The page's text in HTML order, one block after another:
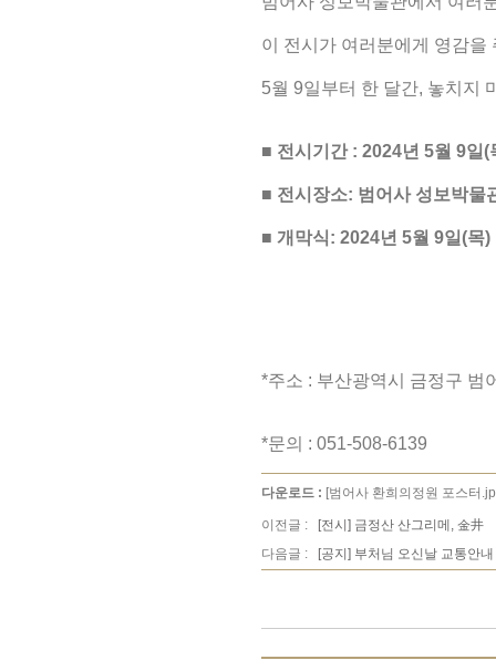
이 전시가 여러분에게 영감을
5월 9일부터 한 달간, 놓치지
■ 전시기간 : 2024년 5월 9일(
■ 전시장소: 범어사 성보박물
■ 개막식: 2024년 5월 9일(목
*주소 : 부산광역시 금정구 범
*문의 : 051-508-6139
다운로드 : [범어사 환희의정원 포스터
이전글 :
[전시] 금정산 산그리메, 金井
다음글 :
[공지] 부처님 오신날 교통안내